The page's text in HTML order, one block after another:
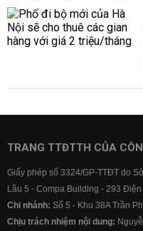
TRANG TTĐTTH CỦA
Giấy phép số 3324/GP-TTĐT do
Lầu 5 - Compa Building - 293
Chi nhánh: Số 5 - Khu 38A Trần
Chịu trách nhiệm nội dung: